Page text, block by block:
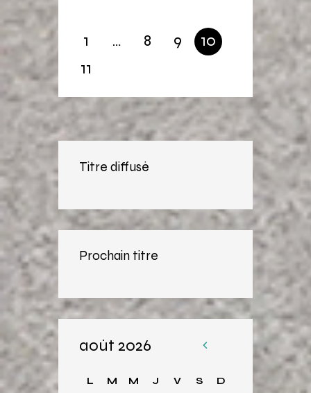
1 … 8 9
10
11
Titre diffusé
Prochain titre
août 2026
L M M J V S D
«
r